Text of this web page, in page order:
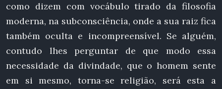
como dizem com vocábulo tirado da filosofia
moderna, na subconsciência, onde a sua raiz fica
também oculta e incompreensível. Se alguém,
contudo lhes perguntar de que modo essa
necessidade da divindade, que o homem sente
em si mesmo, torna-se religião, será esta a